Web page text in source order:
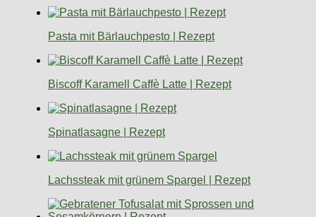
Pasta mit Bärlauchpesto | Rezept
Biscoff Karamell Caffè Latte | Rezept
Spinatlasagne | Rezept
Lachssteak mit grünem Spargel | Rezept